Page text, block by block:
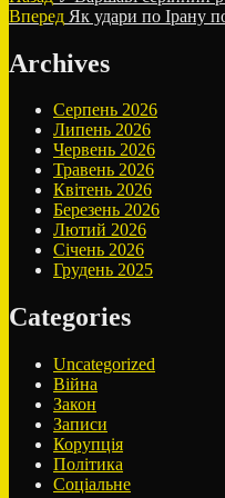
записів
запис:
Вперед Наступний
Як удари по Ірану
Archives
Серпень 2026
Липень 2026
Червень 2026
Травень 2026
Квітень 2026
Березень 2026
Лютий 2026
Січень 2026
Грудень 2025
Categories
Uncategorized
Війна
Закон
Записи
Корупція
Політика
Соціальне